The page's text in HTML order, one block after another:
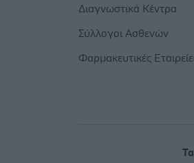
Διαγνωστικά Κέντρα
Σύλλογοι Ασθενών
Φαρμακευτικές